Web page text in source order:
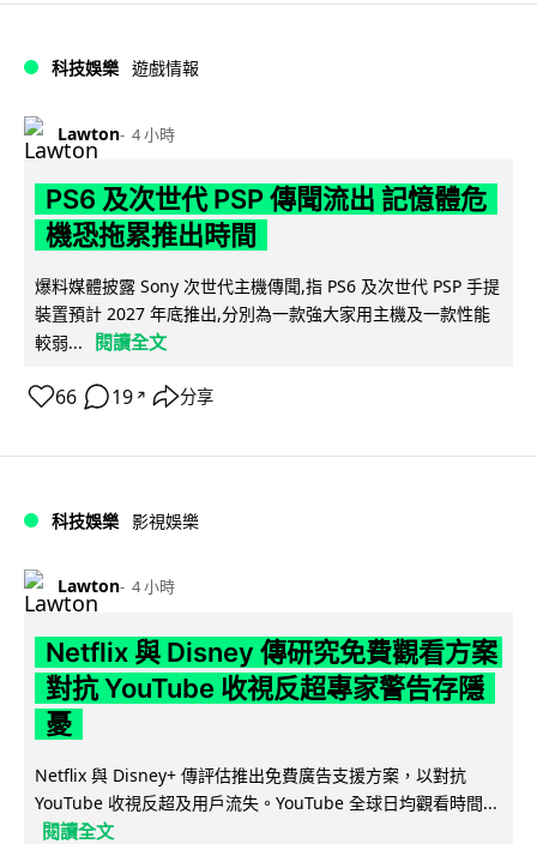
科技娛樂 遊戲情報
Lawton 4 小時
PS6 及次世代 PSP 傳聞流出 記憶體危
機恐拖累推出時間
爆料媒體披露 Sony 次世代主機傳聞,指 PS6 及次世代 PSP 手提
裝置預計 2027 年底推出,分別為一款強大家用主機及一款性能
較弱...
閱讀全文
66 19 ↗ 分享
科技娛樂 影視娛樂
Lawton 4 小時
Netflix 與 Disney 傳研究免費觀看方案
對抗 YouTube 收視反超專家警告存隱
憂
Netflix 與 Disney+ 傳評估推出免費廣告支援方案，以對抗
YouTube 收視反超及用戶流失。YouTube 全球日均觀看時間...
閱讀全文